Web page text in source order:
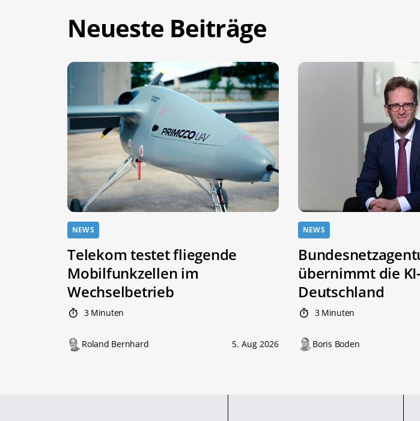
Neueste Beiträge
NEWS
Telekom testet fliegende
Mobilfunkzellen im
Wechselbetrieb
3 Minuten
Roland Bernhard 5. Aug 2026
NEWS
übernimmt die
Deutschland
3 Minuten
Boris Boden